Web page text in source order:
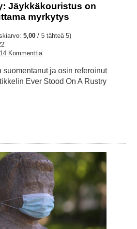
Jäykkäkouristus on
myrkytys
5,00 / 5 tähteä 5)
14 Kommenttia
suomentanut ja osin referoinut
Ever Stood On A Rustry